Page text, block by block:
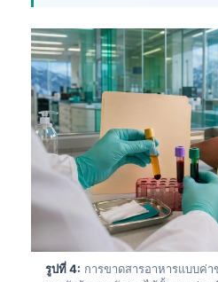
รูปที่ 4: การขาดสารอาหารแบบค่